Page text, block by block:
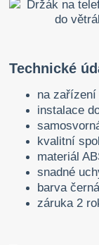
Technické
na
instalace
kvalitní
materiál
snadné
barva
záruka 2